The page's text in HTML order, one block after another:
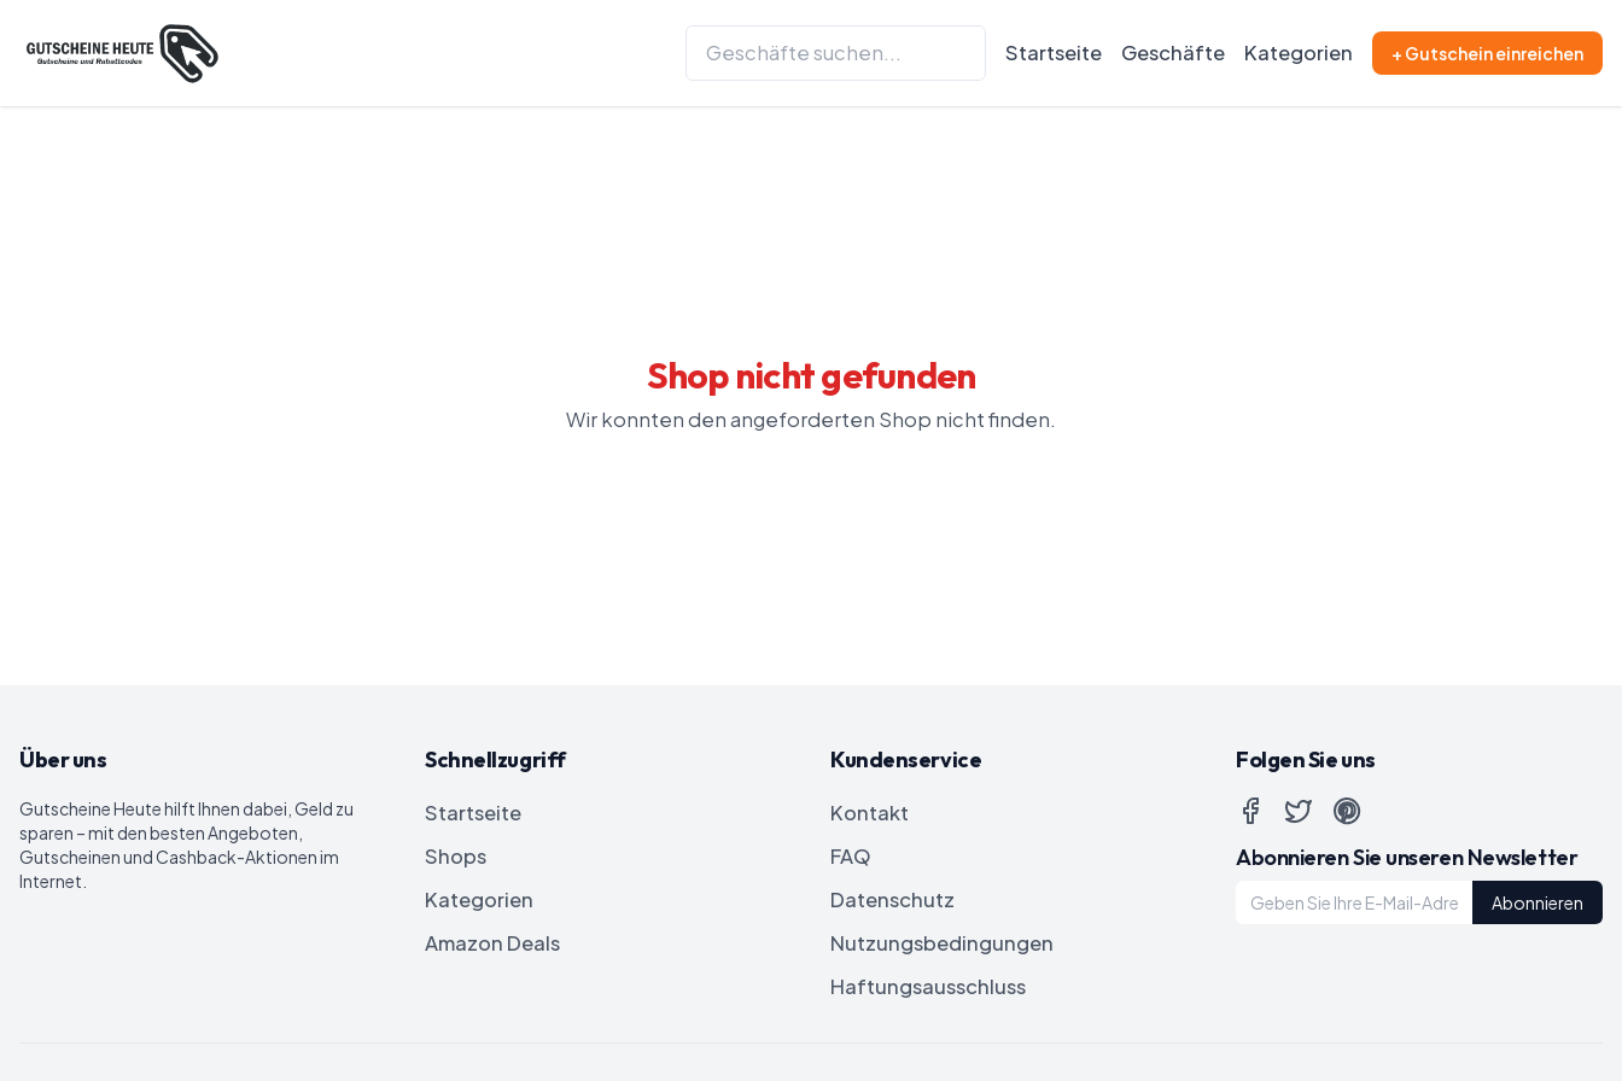
Startseite Geschäfte Kategorien + Gutschein einreichen
Shop nicht gefunden
Wir konnten den angeforderten Shop nicht finden.
Über uns
Gutscheine Heutehilft Ihnen dabei, Geld zu
sparen – mit den besten Angeboten,
Gutscheinen und Cashback-Aktionen im
Internet.
Schnellzugriff
Startseite
Shops
Kategorien
Amazon Deals
Kundenservice
Kontakt
FAQ
Datenschutz
Nutzungsbedingungen
Haftungsausschluss
Folgen Sie uns
Abonnieren Sie unseren Newsletter
Abonnieren